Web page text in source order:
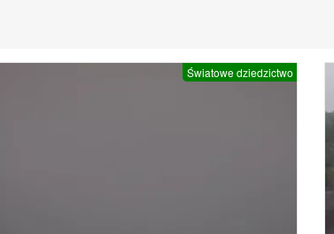
Światowe dziedzictwo